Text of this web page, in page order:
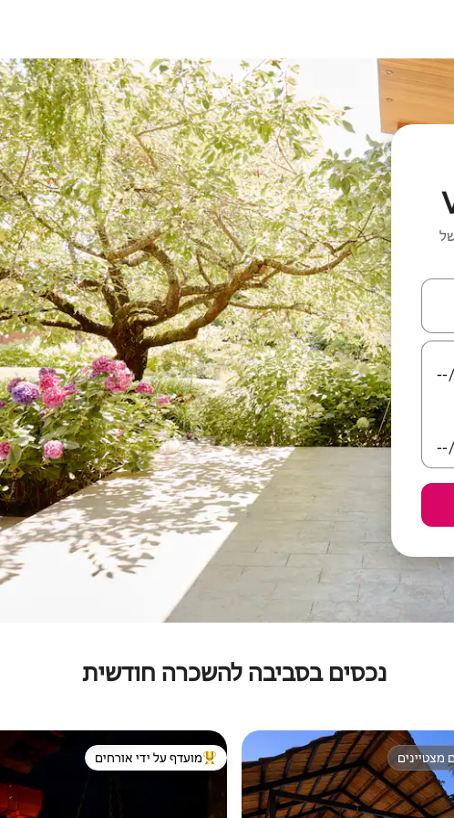
למעלה ולמטה או לעיין בעזרת תנועות מגע או החלקה.
נכסים בסביבה להשכרה חודשית
מצטיינים
מצטיינים מוביל בקרב נכסים מועדפים על ידי אורחים
מועדף על ידי אורחים